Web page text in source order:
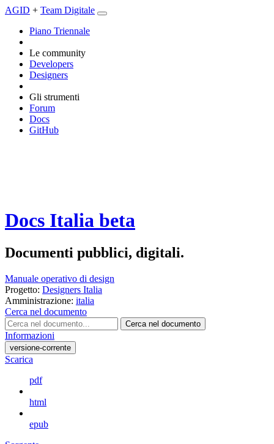
AGID + Team Digitale
Piano Triennale
Le community
Developers
Designers
Gli strumenti
Forum
Docs
GitHub
Docs Italia beta
Documenti pubblici, digitali.
Manuale operativo di design
Progetto: Designers Italia
Amministrazione: italia
Cerca nel documento
Cerca nel documento
Informazioni
versione-corrente
Scarica
pdf
html
epub